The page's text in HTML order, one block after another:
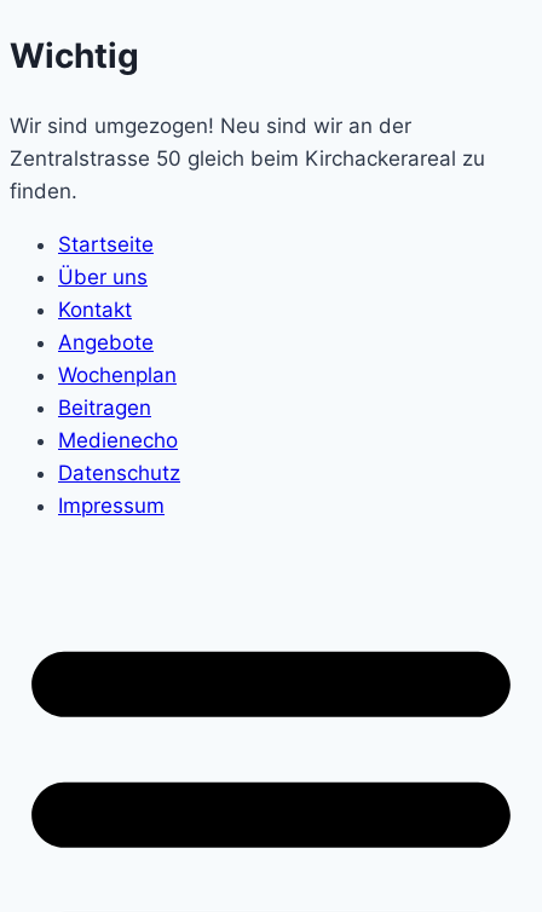
Wichtig
Wir sind umgezogen! Neu sind wir an der
Zentralstrasse 50 gleich beim Kirchackerareal zu
finden.
Startseite
Über uns
Kontakt
Angebote
Wochenplan
Beitragen
Medienecho
Datenschutz
Impressum